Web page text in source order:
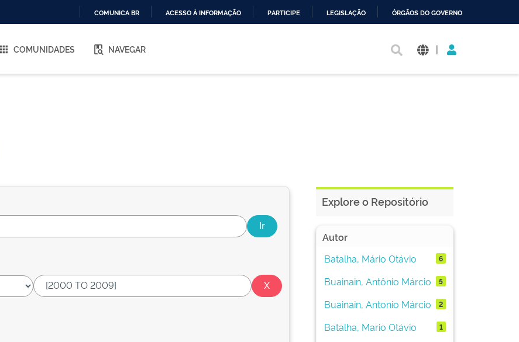
O
COMUNICA BR ACESSO À INFORMAÇÃO PARTICIPE LEGISLAÇÃO ÓRGÃOS DO GOVERNO
COMUNIDADES NAVEGAR |
Explore o Repositório
Autor
Batalha, Mário Otávio
6
Buainain, Antônio Márcio 5
Buainain, Antonio Márcio 2
Batalha, Mario Otávio 1